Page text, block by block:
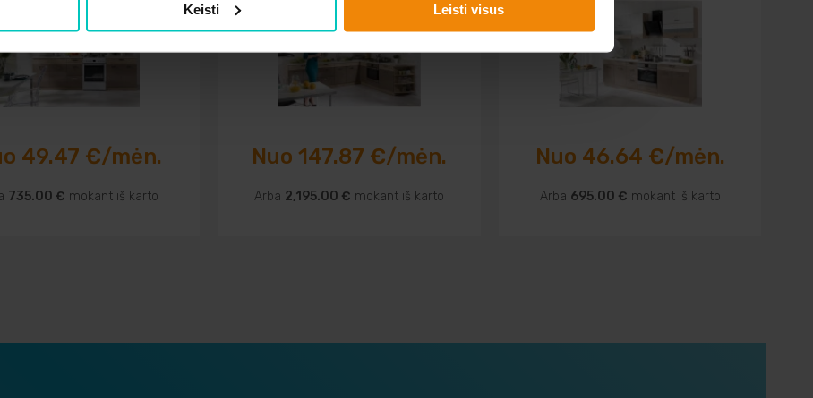
Keisti Leisti visus
49.47 €/mėn.
735.00 € mokant iš karto
Nuo 147.87 €/mėn.
Arba 2,195.00 € mokant iš karto
Nuo 46.64 €/mėn.
Arba 695.00 € mokant iš karto